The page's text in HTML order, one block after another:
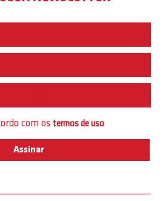
com os termos de uso